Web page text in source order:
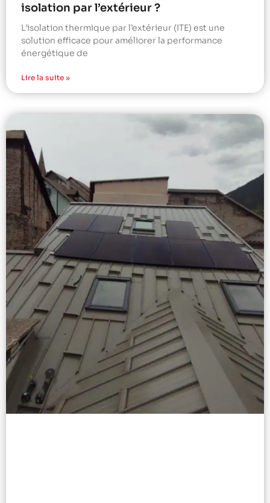
isolation par l’extérieur ?
L’isolation thermique par l’extérieur (ITE) est une
solution efficace pour améliorer la performance
énergétique de
Lire la suite »